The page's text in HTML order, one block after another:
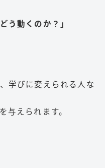
う動くのか？」
学びに変えられる人な
与えられます。